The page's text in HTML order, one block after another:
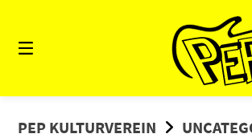
Inhalt
PEP KULTURVEREIN